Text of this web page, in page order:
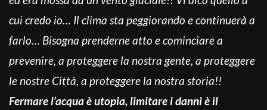
cui credo io… Il clima sta peggiorando e continuerà a
farlo… Bisogna prenderne atto e cominciare a
prevenire, a proteggere la nostra gente, a proteggere
le nostre Città, a proteggere la nostra storia!!
Fermare l’acqua è utopia, limitare i danni è il